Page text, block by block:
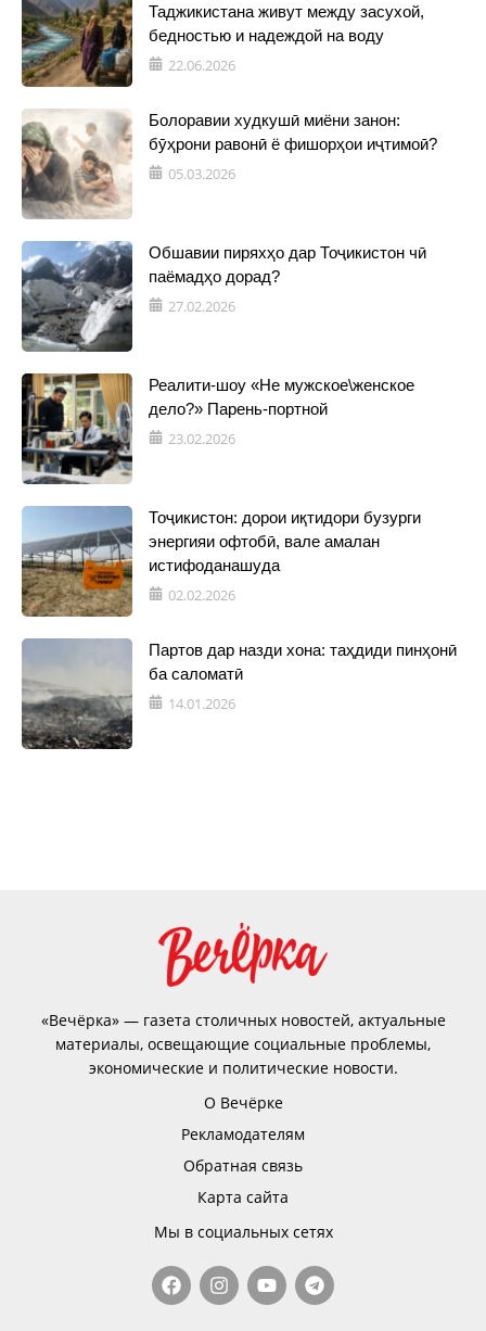
Таджикистана живут между засухой,
бедностью и надеждой на воду
22.06.2026
Болоравии худкушӣ миёни занон:
бӯҳрони равонӣ ё фишорҳои иҷтимоӣ?
05.03.2026
Обшавии пиряхҳо дар Тоҷикистон чӣ
паёмадҳо дорад?
27.02.2026
Реалити-шоу «Не мужское\женское
дело?» Парень-портной
23.02.2026
Тоҷикистон: дорои иқтидори бузурги
энергияи офтобӣ, вале амалан
истифоданашуда
02.02.2026
Партов дар назди хона: таҳдиди пинҳонӣ
ба саломатӣ
14.01.2026
«Вечёрка» — газета столичных новостей, актуальные
материалы, освещающие социальные проблемы,
экономические и политические новости.
О Вечёрке
Рекламодателям
Обратная связь
Карта сайта
Мы в социальных сетях